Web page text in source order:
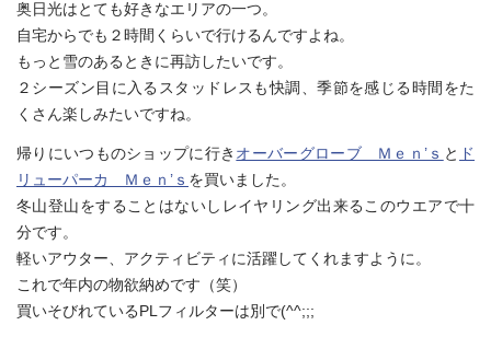
奥日光はとても好きなエリアの一つ。
自宅からでも２時間くらいで行けるんですよね。
もっと雪のあるときに再訪したいです。
２シーズン目に入るスタッドレスも快調、季節を感じる時間をた
くさん楽しみたいですね。
帰りにいつものショップに行き オーバーグローブ Ｍｅｎ’ｓ と ド
リューパーカ Ｍｅｎ’ｓ を買いました。
冬山登山をすることはないしレイヤリング出来るこのウエアで十
分です。
軽いアウター、アクティビティに活躍してくれますように。
これで年内の物欲納めです（笑）
買いそびれているPLフィルターは別で(^^;;;